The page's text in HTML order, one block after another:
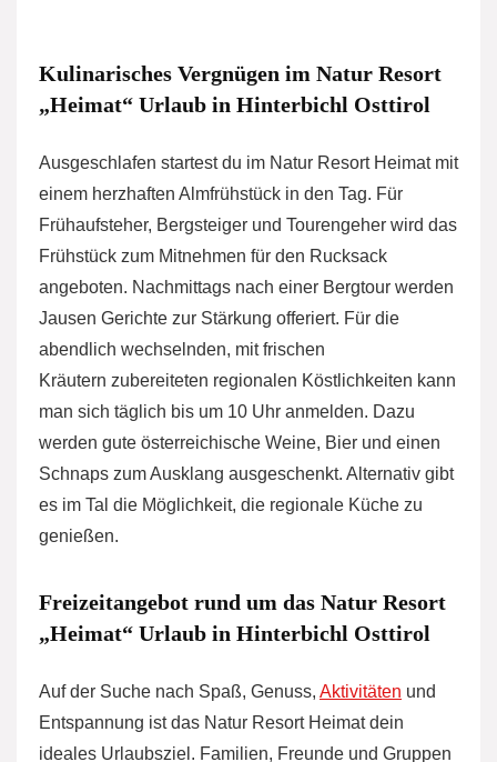
Kulinarisches Vergnügen im Natur Resort
„Heimat“ Urlaub in Hinterbichl Osttirol
Ausgeschlafen startest du im Natur Resort Heimat mit
einem herzhaften Almfrühstück in den Tag. Für
Frühaufsteher, Bergsteiger und Tourengeher wird das
Frühstück zum Mitnehmen für den Rucksack
angeboten. Nachmittags nach einer Bergtour werden
Jausen Gerichte zur Stärkung offeriert. Für die
abendlich wechselnden, mit frischen
Kräutern zubereiteten regionalen Köstlichkeiten kann
man sich täglich bis um 10 Uhr anmelden. Dazu
werden gute österreichische Weine, Bier und einen
Schnaps zum Ausklang ausgeschenkt. Alternativ gibt
es im Tal die Möglichkeit, die regionale Küche zu
genießen.
Freizeitangebot rund um das Natur Resort
„Heimat“ Urlaub in Hinterbichl Osttirol
Auf der Suche nach Spaß, Genuss, Aktivitäten und
Entspannung ist das Natur Resort Heimat dein
ideales Urlaubsziel. Familien, Freunde und Gruppen